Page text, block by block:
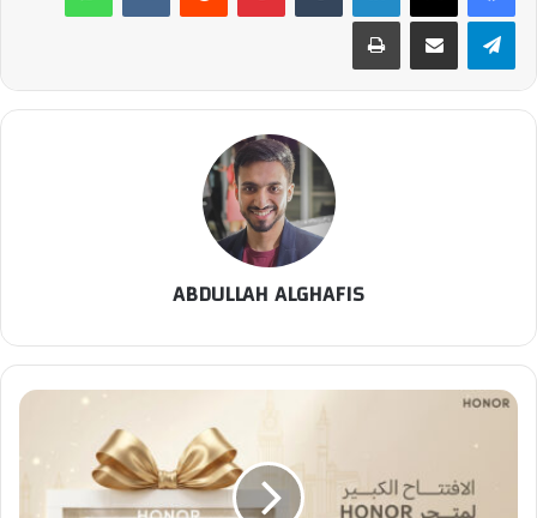
تيلقرام مشاركة عبر البريد طباعة
ABDULLAH ALGHAFIS
HONOR
حضورها